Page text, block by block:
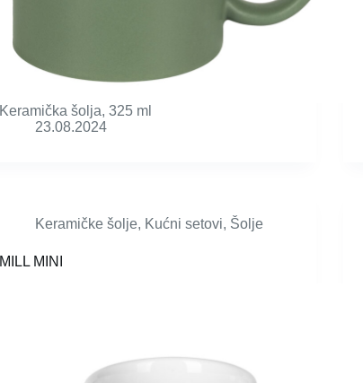
Keramička šolja, 325 ml
23.08.2024
Keramičke šolje, Kućni setovi, Šolje
MILL MINI